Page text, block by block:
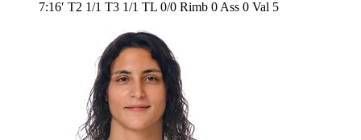
7:16′ T2 1/1 T3 1/1 TL 0/0 Rimb 0 Ass 0 Val 5